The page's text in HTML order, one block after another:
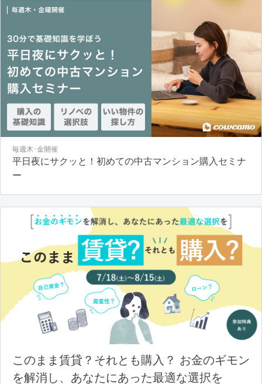
毎週木･金開催
平日夜にサクッと！初めての中古マンション購入セミナ
ー
このまま賃貸？それとも購入？ お金のギモン
を解消し、あなたにあった最適な選択を